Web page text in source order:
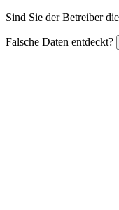
Sind Sie der Betreiber
Falsche Daten entdeckt?